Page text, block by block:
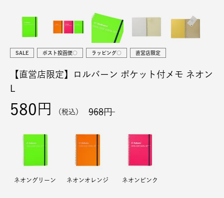
SALE ポスト投函便○ ラッピング○ 直営店限定
【直営店限定】ロルバーン ポケット付メモ ネオン
968
580 税込
ネオングリーン ネオンオレンジ ネオンピンク